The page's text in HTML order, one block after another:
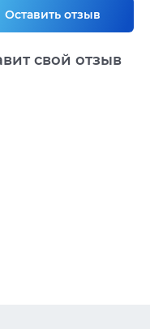
Оставить отзыв
свой отзыв